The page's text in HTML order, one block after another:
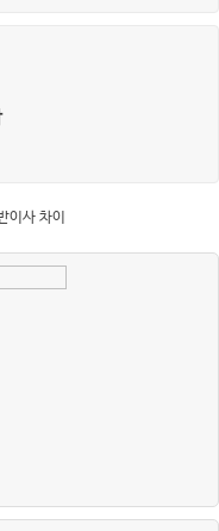
이사 차이